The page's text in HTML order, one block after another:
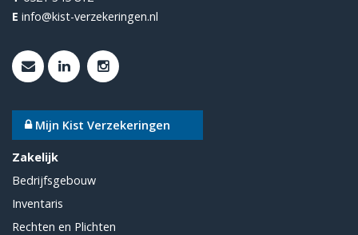
E info@kist-verzekeringen.nl
Mijn Kist Verzekeringen
Zakelijk
Bedrijfsgebouw
Inventaris
Rechten en Plichten